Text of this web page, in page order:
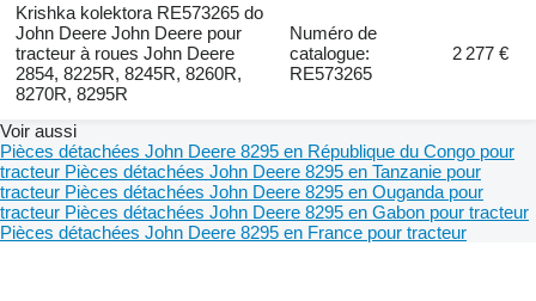
Krishka kolektora RE573265 do
John Deere John Deere pour
tracteur à roues John Deere
2854, 8225R, 8245R, 8260R,
8270R, 8295R
Numéro de
catalogue:
RE573265
2 277 €
Voir aussi
Pièces détachées John Deere 8295 en République du Congo pour
tracteur Pièces détachées John Deere 8295 en Tanzanie pour
tracteur Pièces détachées John Deere 8295 en Ouganda pour
tracteur Pièces détachées John Deere 8295 en Gabon pour tracteur
Pièces détachées John Deere 8295 en France pour tracteur